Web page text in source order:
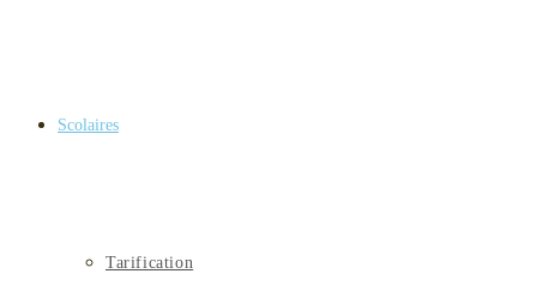
Scolaires
Tarification